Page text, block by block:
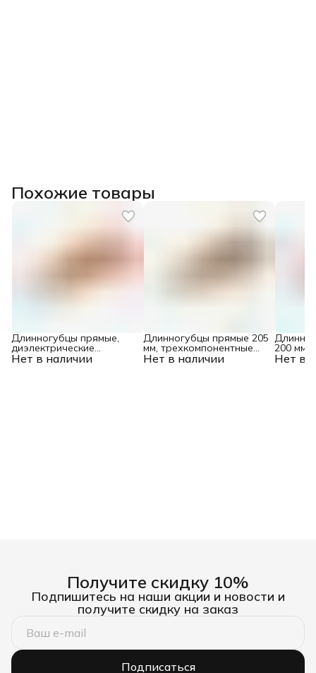
Похожие товары
Нет в наличии
Длинногубцы прямые,
диэлектрические
рукоятки до 1000 В, Нет в наличии
Длинногубцы прямые 205
мм, трехкомпонентные
рукоятки Denzel Нет в
200 мм,
Получите скидку 10%
Подпишитесь на наши акции и новости и
получите скидку на заказ
Подписаться